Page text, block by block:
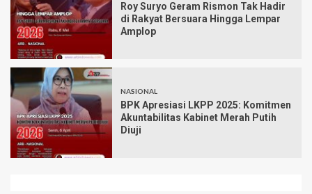
Roy Suryo Geram Rismon Tak Hadir
di Rakyat Bersuara Hingga Lempar
Amplop
NASIONAL
BPK Apresiasi LKPP 2025: Komitmen
Akuntabilitas Kabinet Merah Putih
Diuji